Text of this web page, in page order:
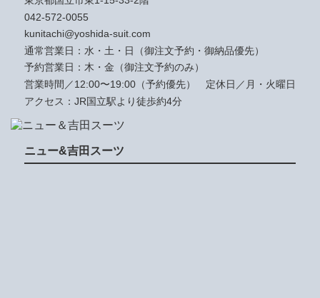
042-572-0055
kunitachi@yoshida-suit.com
通常営業日：水・土・日（御注文予約・御納品優先）
予約営業日：木・金（御注文予約のみ）
営業時間／12:00〜19:00（予約優先） 定休日／月・火曜日
アクセス：JR国立駅より徒歩約4分
ニュー&吉田スーツ